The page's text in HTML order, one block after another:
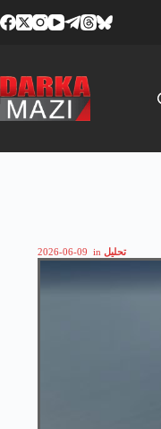
to
2026-06-09 in تحليل